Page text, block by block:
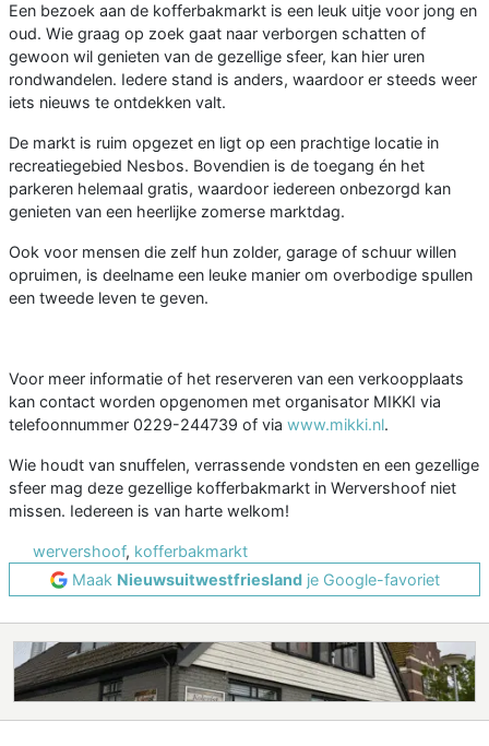
Een bezoek aan de kofferbakmarkt is een leuk uitje voor jong en
oud. Wie graag op zoek gaat naar verborgen schatten of
gewoon wil genieten van de gezellige sfeer, kan hier uren
rondwandelen. Iedere stand is anders, waardoor er steeds weer
iets nieuws te ontdekken valt.
De markt is ruim opgezet en ligt op een prachtige locatie in
recreatiegebied Nesbos. Bovendien is de toegang én het
parkeren helemaal gratis, waardoor iedereen onbezorgd kan
genieten van een heerlijke zomerse marktdag.
Ook voor mensen die zelf hun zolder, garage of schuur willen
opruimen, is deelname een leuke manier om overbodige spullen
een tweede leven te geven.
Voor meer informatie of het reserveren van een verkoopplaats
kan contact worden opgenomen met organisator MIKKI via
telefoonnummer 0229-244739 of via www.mikki.nl.
Wie houdt van snuffelen, verrassende vondsten en een gezellige
sfeer mag deze gezellige kofferbakmarkt in Wervershoof niet
missen. Iedereen is van harte welkom!
wervershoof, kofferbakmarkt
Maak Nieuwsuitwestfrieslandje Google-favoriet